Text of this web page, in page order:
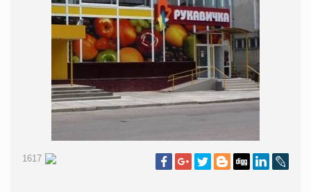
1617